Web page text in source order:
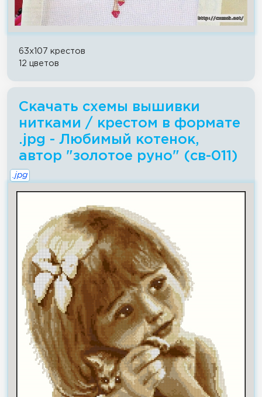
63x107 крестов
12 цветов
Скачать схемы вышивки
нитками / крестом в формате
.jpg - Любимый котенок,
автор "золотое руно" (св-011)
.jpg